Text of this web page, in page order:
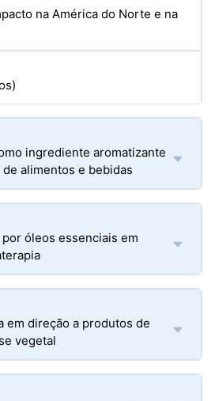
na América do Norte e na
ingrediente aromatizante
alimentos e bebidas
óleos essenciais em
em direção a produtos de
vegetal